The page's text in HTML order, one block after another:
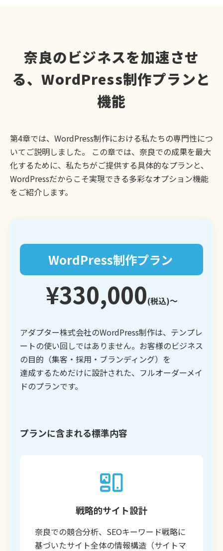
奈良のビジネスを加速させ
る、WordPress制作プランと
機能
第4章では、WordPress制作における私たちの専門性につ
いてご説明しました。 この章では、奈良での成果を最大
化するために、私たちがご提供する具体的なプランと、
WordPressだからこそ実現できる多彩なオプション機能
をご紹介します。
WordPress制作プラン
¥330,000(税込)〜
アダプター株式会社のWordPress制作は、テンプレ
ートの使い回しではありません。お客様のビジネス
の目的（集客・採用・ブランディング）を
達成するためだけに設計された、フルオーダーメイ
ドのプランです。
プランに含まれる標準内容
戦略的サイト設計
奈良での競合分析、SEOキーワード戦略に
基づいたサイト全体の情報構造（サイトマ